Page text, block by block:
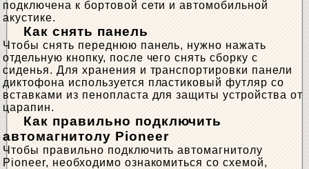
подключена к бортовой сети и автомобильной
акустике.
Как снять панель
Чтобы снять переднюю панель, нужно нажать
отдельную кнопку, после чего снять сборку с
сиденья. Для хранения и транспортировки панели
диктофона используется пластиковый футляр со
вставками из пенопласта для защиты устройства от
царапин.
Как правильно подключить
автомагнитолу Pioneer
Чтобы правильно подключить автомагнитолу
Pioneer, необходимо ознакомиться со схемой,